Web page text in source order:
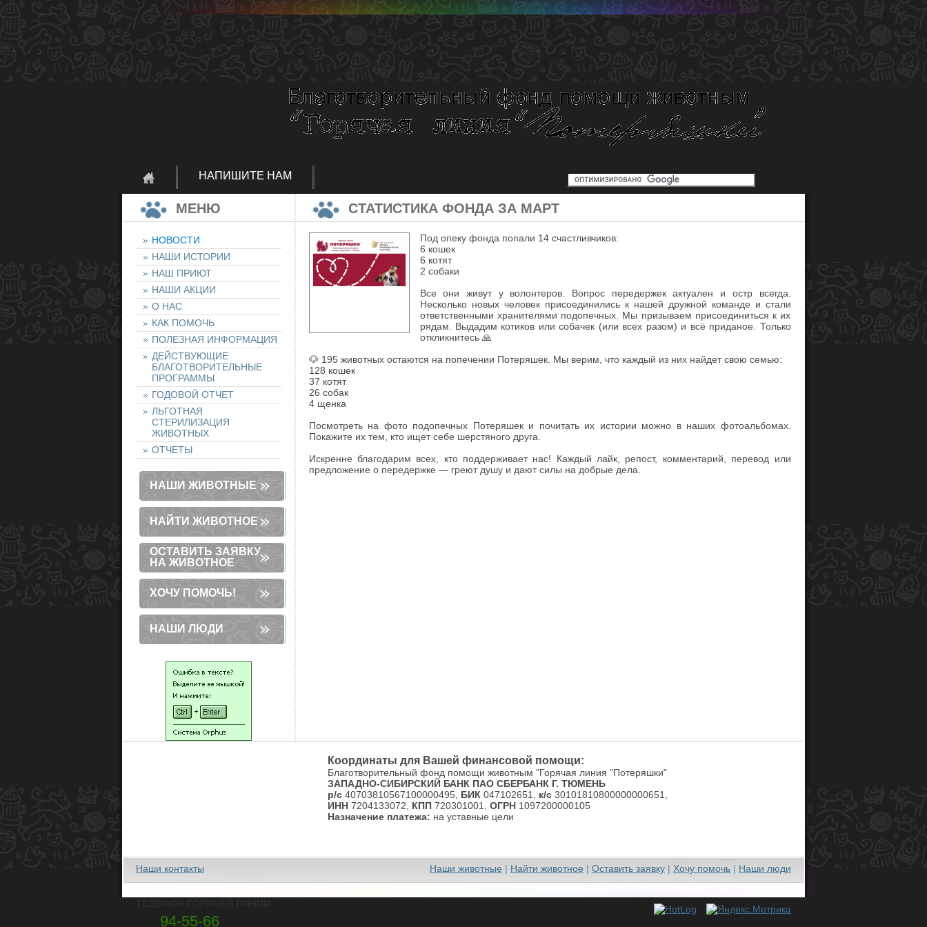
НАПИШИТЕ НАМ
МЕНЮ
НОВОСТИ
НАШИ ИСТОРИИ
НАШ ПРИЮТ
НАШИ АКЦИИ
О НАС
КАК ПОМОЧЬ
ПОЛЕЗНАЯ ИНФОРМАЦИЯ
ДЕЙСТВУЮЩИЕ
БЛАГОТВОРИТЕЛЬНЫЕ
ПРОГРАММЫ
ГОДОВОЙ ОТЧЕТ
ЛЬГОТНАЯ
СТЕРИЛИЗАЦИЯ
ЖИВОТНЫХ
ОТЧЕТЫ
НАШИ ЖИВОТНЫЕ
НАЙТИ ЖИВОТНОЕ
ОСТАВИТЬ ЗАЯВКУ
НА ЖИВОТНОЕ
ХОЧУ ПОМОЧЬ!
НАШИ ЛЮДИ
СТАТИСТИКА ФОНДА ЗА МАРТ
Под опеку фонда попали 14 счастливчиков:
6 кошек
6 котят
2 собаки
Все они живут у волонтеров. Вопрос передержек актуален и остр всегда.
Несколько новых человек присоединились к нашей дружной команде и стали
ответственными хранителями подопечных. Мы призываем присоединиться к их
рядам. Выдадим котиков или собачек (или всех разом) и всё приданое. Только
откликнитесь 🙏
🐶 195 животных остаются на попечении Потеряшек. Мы верим, что каждый из них найдет свою семью:
128 кошек
37 котят
26 собак
4 щенка
Посмотреть на фото подопечных Потеряшек и почитать их истории можно в наших фотоальбомах.
Покажите их тем, кто ищет себе шерстяного друга.
Искренне благодарим всех, кто поддерживает нас! Каждый лайк, репост, комментарий, перевод или
предложение о передержке — греют душу и дают силы на добрые дела.
Координаты для Вашей финансовой помощи:
Благотворительный фонд помощи животным "Горячая линия "Потеряшки"
ЗАПАДНО-СИБИРСКИЙ БАНК ПАО СБЕРБАНК Г. ТЮМЕНЬ
р/с 40703810567100000495, БИК 047102651, к/с 30101810800000000651,
ИНН 7204133072, КПП 720301001, ОГРН 1097200000105
Назначение платежа: на уставные цели
Наши контакты Наши животные | Найти животное | Оставить заявку | Хочу помочь | Наши люди
94-55-66